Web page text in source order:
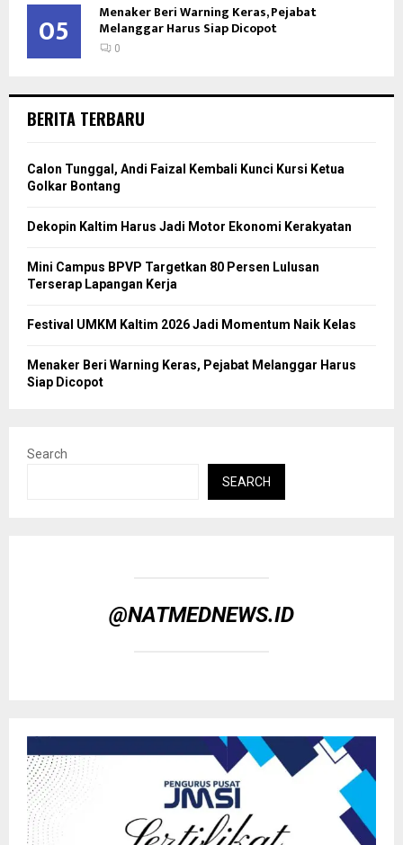
05 Menaker Beri Warning Keras, Pejabat
Melanggar Harus Siap Dicopot
0
BERITA TERBARU
Calon Tunggal, Andi Faizal Kembali Kunci Kursi Ketua
Golkar Bontang
Dekopin Kaltim Harus Jadi Motor Ekonomi Kerakyatan
Mini Campus BPVP Targetkan 80 Persen Lulusan
Terserap Lapangan Kerja
Festival UMKM Kaltim 2026 Jadi Momentum Naik Kelas
Menaker Beri Warning Keras, Pejabat Melanggar Harus
Siap Dicopot
Search
SEARCH
@NATMEDNEWS.ID